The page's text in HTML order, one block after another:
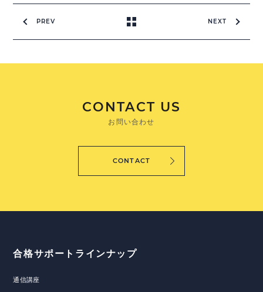
PREV NEXT
CONTACT US
お問い合わせ
CONTACT
合格サポートラインナップ
通信講座